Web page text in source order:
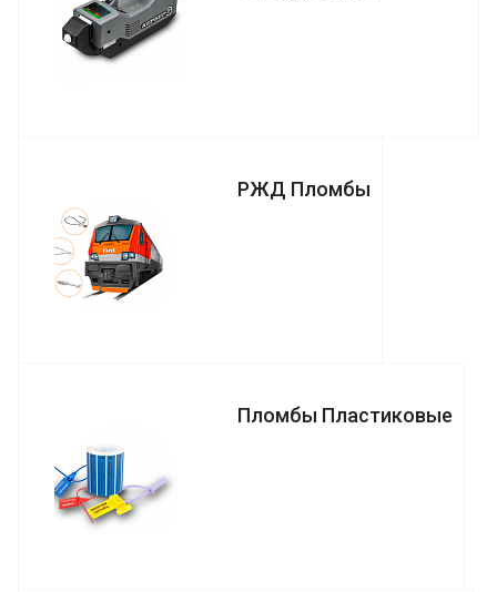
РЖД Пломбы
Пломбы Пластиковые